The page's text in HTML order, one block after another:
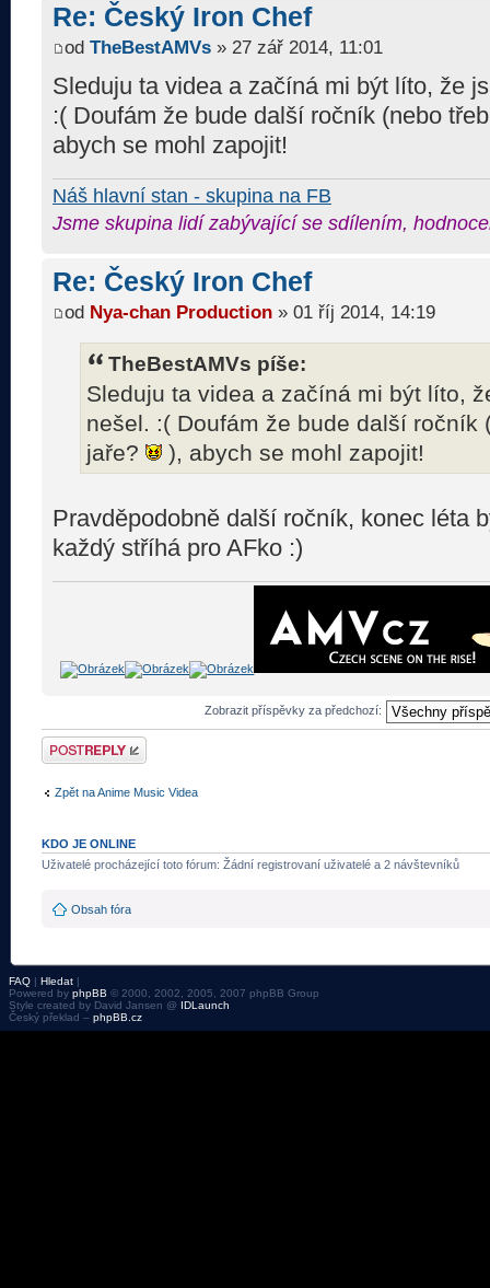
Re: Český Iron Chef
od TheBestAMVs » 27 zář 2014, 11:01
Sleduju ta videa a začíná mi být líto, že
:( Doufám že bude další ročník (nebo
abych se mohl zapojit!
Náš hlavní stan - skupina na FB
Jsme skupina lidí zabývající se sdílením,
Re: Český Iron Chef
od Nya-chan Production » 01 říj 2014, 14:19
TheBestAMVs píše:
Sleduju ta videa a začíná mi být líto,
nešel. :( Doufám že bude další ročník
jaře?
), abych se mohl zapojit!
Pravděpodobně další ročník, konec léta
každý stříhá pro AFko :)
Zobrazit příspěvky za předchozí:
Odeslat odpověď
Zpět na Anime Music Videa
KDO JE ONLINE
Uživatelé procházející toto fórum: Žádní registrovaní uživatelé a 2 návštevníků
Obsah fóra
FAQ | Hledat |
Powered by phpBB © 2000, 2002, 2005, 2007 phpBB Group
Style created by David Jansen @ IDLaunch
Český překlad – phpBB.cz